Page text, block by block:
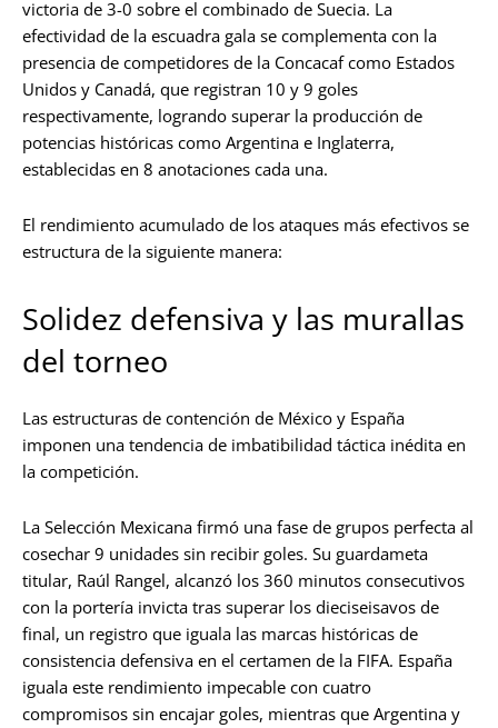
victoria de 3-0 sobre el combinado de Suecia. La
efectividad de la escuadra gala se complementa con la
presencia de competidores de la Concacaf como Estados
Unidos y Canadá, que registran 10 y 9 goles
respectivamente, logrando superar la producción de
potencias históricas como Argentina e Inglaterra,
establecidas en 8 anotaciones cada una.
El rendimiento acumulado de los ataques más efectivos se
estructura de la siguiente manera:
Solidez defensiva y las murallas
del torneo
Las estructuras de contención de México y España
imponen una tendencia de imbatibilidad táctica inédita en
la competición.
La Selección Mexicana firmó una fase de grupos perfecta al
cosechar 9 unidades sin recibir goles. Su guardameta
titular, Raúl Rangel, alcanzó los 360 minutos consecutivos
con la portería invicta tras superar los dieciseisavos de
final, un registro que iguala las marcas históricas de
consistencia defensiva en el certamen de la FIFA. España
iguala este rendimiento impecable con cuatro
compromisos sin encajar goles, mientras que Argentina y